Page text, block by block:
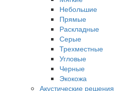
Небольшие
Прямые
Раскладные
Серые
Трехместные
Угловые
Черные
Экокожа
Акустические решения